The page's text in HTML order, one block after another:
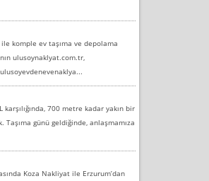
komple ev taşıma ve depolama
ulusoynaklyat.com.tr,
700 metre kadar yakın bir
Taşıma günü geldiğinde, anlaşmamıza
Koza Nakliyat ile Erzurum’dan